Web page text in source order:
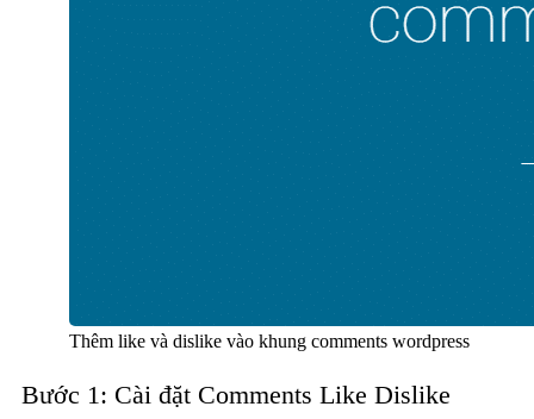
Thêm like và dislike vào khung comments wordpress
Bước 1: Cài đặt Comments Like Dislike